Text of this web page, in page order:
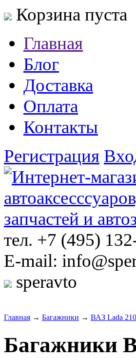
Корзина пуста
Главная
Блог
Доставка
Оплата
Контакты
Регистрация
тел. +7 (495)
E-mail:
speravto
Главная → Багажники → ВАЗ Lada
Багажники